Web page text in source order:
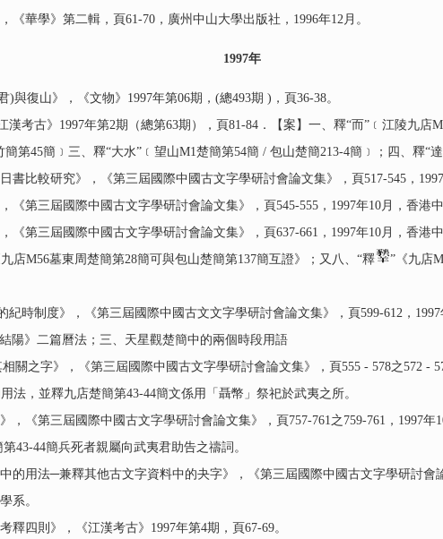
華學》第二輯，頁61-70，廣州中山大學出版社，1996年12月。
1997年
)與復山》，《文物》1997年第06期，(總493期 )，頁36-38。
古》1997年第2期（總第63期），頁81-84．【案】一、釋“而”﹝江陵九店
第45簡﹞三、釋“大水”﹝望山M1楚簡第54簡 / 包山楚簡213-4簡﹞；四、釋“達
比較研究》，《第三屆國際中國古文字學研討會論文集》，頁517-545，1997
第三屆國際中國古文字學研討會論文集》，頁545-555，1997年10月，香港中
第三屆國際中國古文字學研討會論文集》，頁637-661，1997年10月，香港
九店M56墓東周楚簡第28簡可與包山楚簡第137簡互證》；又八、“釋
”《九店
制度》，《第三屆國際中國古文文字學研討會論文集》，頁599-612，1997
陽》二篇曆法；三、天星觀楚簡中的兩個時段用語
相關之字》，《第三屆國際中國古文字學研討會論文集》，頁555 - 578之572 -
用法，並釋九店楚簡第43-44簡文係用「聶幣」祭祀於武夷之所。
第三屆國際中國古文字學研討會論文集》，頁757-761之759-761，1997年
43-44簡兵死者親屬向武夷君助告之禱詞。
用法─兼釋其他古文字資料中的夬字》，《第三屆國際中國古文字學研討會
系。
四則》，《江漢考古》1997年第4期，頁67-69。